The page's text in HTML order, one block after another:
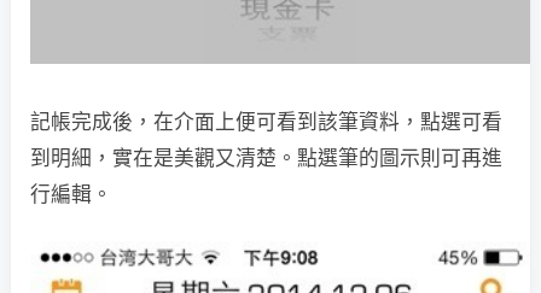
記帳完成後，在介面上便可看到該筆資料，點選可看
到明細，實在是美觀又清楚。點選筆的圖示則可再進
行編輯。